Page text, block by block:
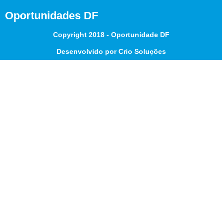
Oportunidades DF
Copyright 2018 - Oportunidade DF
Desenvolvido por Crio Soluções